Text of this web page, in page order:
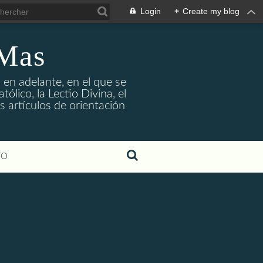
Login + Create my blog
adelante, en el que se
la Lectio Divina, el
artículos de orientación